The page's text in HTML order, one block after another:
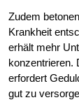
Zudem
Krankheit
erhält mehr
konzentrieren.
erfordert
gut zu